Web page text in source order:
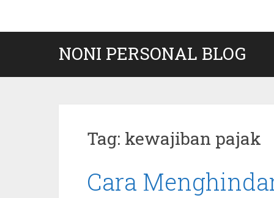
content
NONI PERSONAL BLOG
Tag: kewajiban pajak
Cara